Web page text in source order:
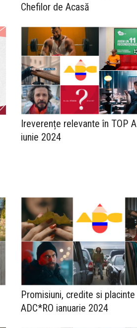
Chefilor de Acasă
Ireverențe relevante în TOP
iunie 2024
Promisiuni, credite si placinte
ADC*RO ianuarie 2024